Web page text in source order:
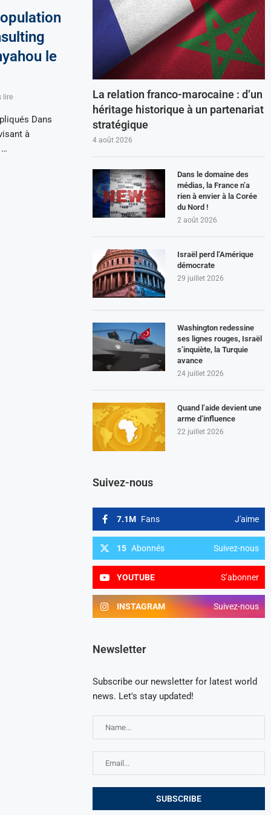
le
lire
Dans
à
La relation franco-marocaine : d’un
héritage historique à un partenariat
stratégique
4 août 2026
Dans le domaine des
médias, la France n’a
rien à envier à la Corée
du Nord !
2 août 2026
Israël perd l’Amérique
démocrate
29 juillet 2026
Washington redessine
ses lignes rouges, Israël
s’inquiète, la Turquie
avance
24 juillet 2026
Quand l’aide devient une
arme d’influence
22 juillet 2026
Suivez-nous
7.1M Fans J'aime
15 Abonnés Suivez-nous
YOUTUBE S’abonner
INSTAGRAM Suivez-nous
Newsletter
Subscribe our newsletter for latest world
news. Let's stay updated!